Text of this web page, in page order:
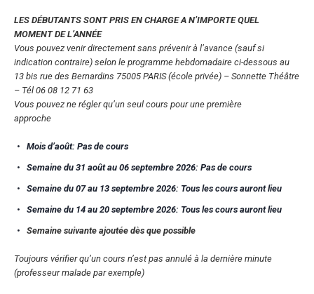
LES DÉBUTANTS SONT PRIS EN CHARGE A N’IMPORTE QUEL
MOMENT DE L’ANNÉE
Vous pouvez venir directement sans prévenir à l’avance (sauf si
indication contraire) selon le programme hebdomadaire ci-dessous au
13 bis rue des Bernardins 75005 PARIS (école privée) – Sonnette Théâtre
– Tél 06 08 12 71 63
Vous pouvez ne régler qu’un seul cours pour une première
approche
Mois d’août: Pas de cours
Semaine du 31 août au 06 septembre 2026: Pas de cours
Semaine du 07 au 13 septembre 2026: Tous les cours auront lieu
Semaine du 14 au 20 septembre 2026: Tous les cours auront lieu
Semaine suivante ajoutéedès que possible
Toujours vérifier qu’un cours n’est pas annulé à la dernière minute
(professeur malade par exemple)